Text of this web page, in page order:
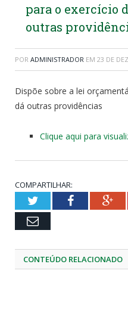
para o exercício
outras
POR ADMINISTRADOR EM 23 DE
Dispõe sobre a lei
dá outras providências
Clique aqui para
COMPARTILHAR:
TwitterFacebook
Email
CONTEÚDO RELACIONADO